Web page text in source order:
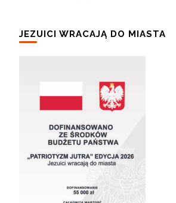
JEZUICI WRACAJĄ DO MIASTA